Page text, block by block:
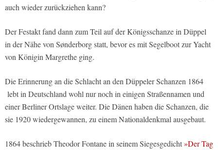
auch wieder zurückziehen kann?
Der Festakt fand dann zum Teil auf der Königsschanze in Düppel
in der Nähe von Sønderborg statt, bevor es mit Segelboot zur Yacht
von Königin Margrethe ging.
Die Erinnerung an die Schlacht an den Düppeler Schanzen 1864
lebt in Deutschland wohl nur noch in einigen Straßennamen und
einer Berliner Ortslage weiter. Die Dänen haben die Schanzen, die
sie 1920 wiedergewannen, zu einem Nationaldenkmal ausgebaut.
1864 beschrieb Theodor Fontane in seinem Siegesgedicht»Der Tag